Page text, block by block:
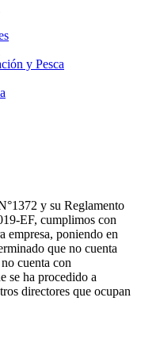
y Pesca
y su Reglamento
EF, cumplimos con
empresa, poniendo en
que no cuenta
cuenta con
se ha procedido a
directores que ocupan